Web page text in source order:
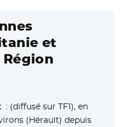
et
: (diffusé sur TF1), en
(Hérault) depuis